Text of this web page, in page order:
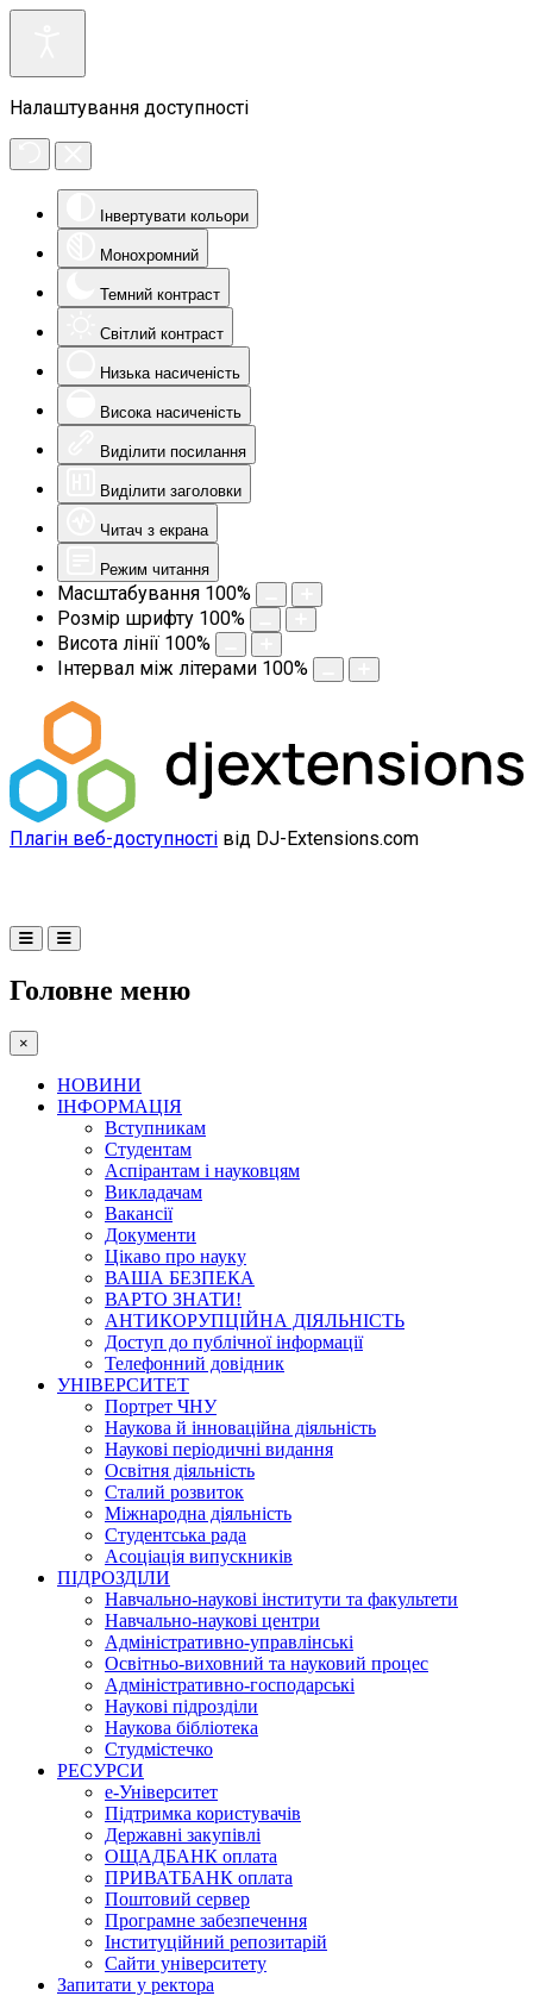
Налаштування доступності
Інвертувати кольори
Монохромний
Темний контраст
Світлий контраст
Низька насиченість
Висока насиченість
Виділити посилання
Виділити заголовки
Читач з екрана
Режим читання
Масштабування 100%
Розмір шрифту 100%
Висота лінії 100%
Інтервал між літерами 100%
Плагін веб-доступності від DJ-Extensions.com
Головне меню
×
НОВИНИ
ІНФОРМАЦІЯ
Вступникам
Студентам
Аспірантам і науковцям
Викладачам
Вакансії
Документи
Цікаво про науку
ВАША БЕЗПЕКА
ВАРТО ЗНАТИ!
АНТИКОРУПЦІЙНА ДІЯЛЬНІСТЬ
Доступ до публічної інформації
Телефонний довідник
УНІВЕРСИТЕТ
Портрет ЧНУ
Наукова й інноваційна діяльність
Наукові періодичні видання
Освітня діяльність
Сталий розвиток
Міжнародна діяльність
Студентська рада
Асоціація випускників
ПІДРОЗДІЛИ
Навчально-наукові інститути та факультети
Навчально-наукові центри
Адміністративно-управлінські
Освітньо-виховний та науковий процес
Адміністративно-господарські
Наукові підрозділи
Наукова бібліотека
Студмістечко
РЕСУРСИ
е-Університет
Підтримка користувачів
Державні закупівлі
ОЩАДБАНК оплата
ПРИВАТБАНК оплата
Поштовий сервер
Програмне забезпечення
Інституційний репозитарій
Сайти університету
Запитати у ректора